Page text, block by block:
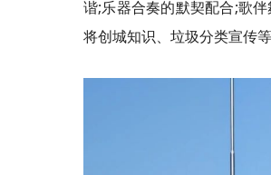
谐;乐器合奏的默契配合;歌
将创城知识、垃圾分类宣传